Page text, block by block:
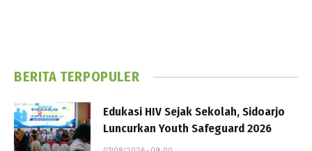
BERITA TERPOPULER
Edukasi HIV Sejak Sekolah, Sidoarjo
Luncurkan Youth Safeguard 2026